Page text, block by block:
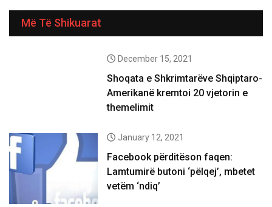
Më Të Shikuarat
December 15, 2021
Shoqata e Shkrimtarëve Shqiptaro-
Amerikanë kremtoi 20 vjetorin e
themelimit
January 12, 2021
Facebook përditëson faqen:
Lamtumirë butoni ‘pëlqej’, mbetet
vetëm ‘ndiq’